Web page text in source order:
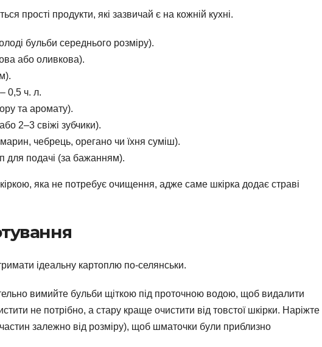
прості продукти, які зазвичай є на кожній кухні.
бульби середнього розміру).
або оливкова).
– 0,5 ч. л.
та аромату).
2–3 свіжі зубчики).
чебрець, орегано чи їхня суміш).
для подачі (за бажанням).
яка не потребує очищення, адже саме шкірка додає страві
ідеальну картоплю по-селянськи.
вимийте бульби щіткою під проточною водою, щоб видалити
не потрібно, а стару краще очистити від товстої шкірки. Наріжте
залежно від розміру), щоб шматочки були приблизно